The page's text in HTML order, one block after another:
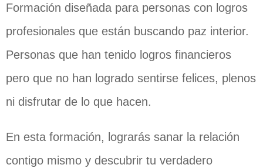
Formación diseñada para personas con logros
profesionales que están buscando paz interior.
Personas que han tenido logros financieros
pero que no han logrado sentirse felices, plenos
ni disfrutar de lo que hacen.
En esta formación, lograrás sanar la relación
contigo mismo y descubrir tu verdadero